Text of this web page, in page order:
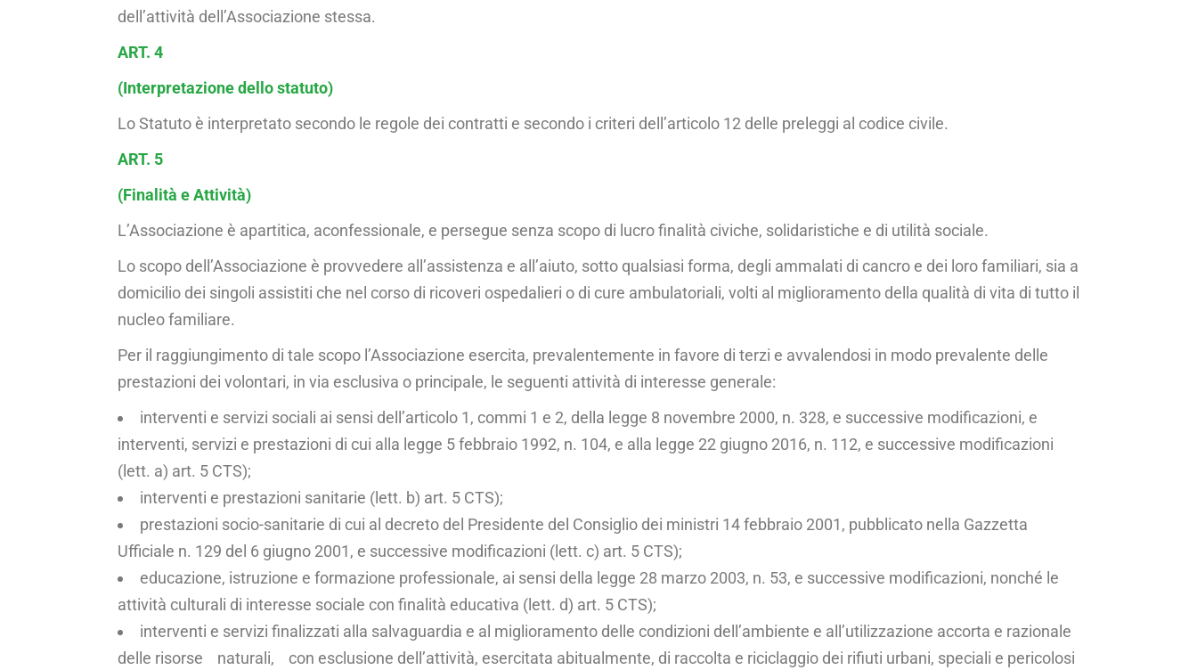
dell’attività dell’Associazione stessa.
ART. 4
(Interpretazione dello statuto)
Lo Statuto è interpretato secondo le regole dei contratti e secondo i criteri dell’articolo 12 delle preleggi al codice civile.
ART. 5
(Finalità e Attività)
L’Associazione è apartitica, aconfessionale, e persegue sen­za scopo di lucro finalità civiche, solidaristiche e di uti­lità sociale.
Lo scopo dell’Associazione è provvedere all’assistenza e al­l’aiuto, sotto qualsiasi forma, degli ammalati di cancro e dei loro familiari, sia a
domicilio dei singoli assistiti che nel corso di ricoveri ospedalieri o di cure ambulatoria­li, volti al miglioramento della qualità di vita di tutto il
nucleo familiare.
Per il raggiungimento di tale scopo l’Associazione esercita, prevalentemente in favore di terzi e avvalendosi in modo prevalente delle
prestazioni dei volontari, in via esclusiva o principale, le seguenti attività di interesse generale:
interventi e servizi sociali ai sensi dell’articolo 1, com­mi 1 e 2, della legge 8 novembre 2000, n. 328, e successive modificazioni, e
interventi, servizi e prestazioni di cui al­la legge 5 febbraio 1992, n. 104, e alla legge 22 giugno 2016, n. 112, e successive modificazioni
(lett. a) art. 5 CTS);
interventi e prestazioni sanitarie (lett. b) art. 5 CTS);
prestazioni socio-sanitarie di cui al decreto del Presiden­te del Consiglio dei ministri 14 febbraio 2001, pubblicato nella Gazzetta
Ufficiale n. 129 del 6 giugno 2001, e succes­sive modificazioni (lett. c) art. 5 CTS);
educazione, istruzione e formazione professionale, ai sen­si della legge 28 marzo 2003, n. 53, e successive modifica­zioni, nonché le
attività culturali di interesse sociale con finalità educativa (lett. d) art. 5 CTS);
interventi e servizi finalizzati alla salvaguardia e al mi­glioramento delle condizioni dell’ambiente e all’utilizzazio­ne accorta e razionale
delle risorse naturali, con esclusione dell’attività, esercitata abitualmente, di rac­colta e riciclaggio dei rifiuti urbani, speciali e perico­losi